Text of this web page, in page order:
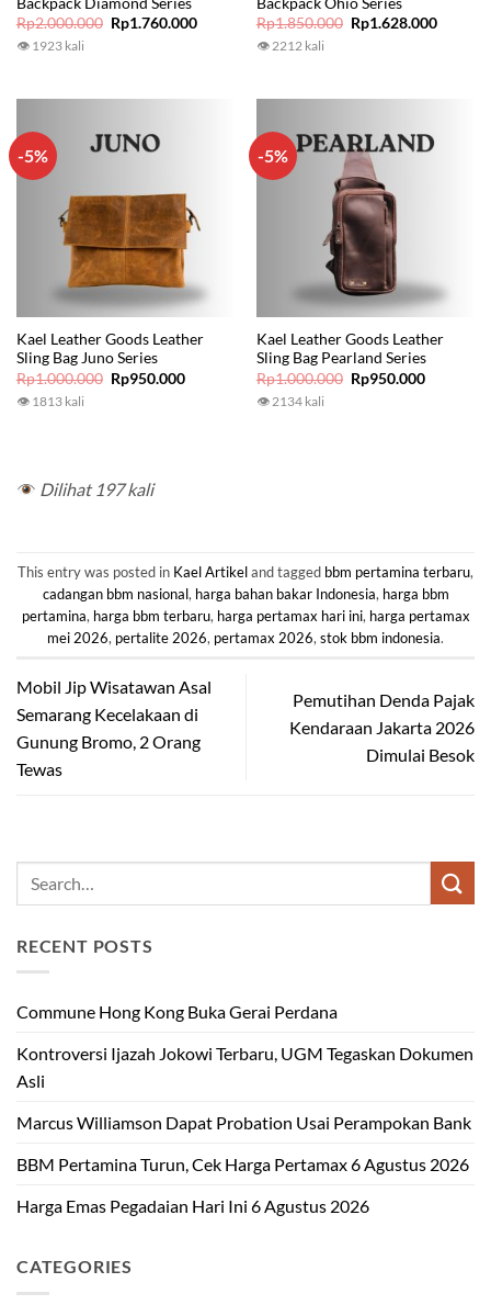
Rp2.000.000 Original
price
Rp1.760.000Current
👁 1923 kali
Rp1.850.000 Original
price
Rp1.628.000Current
👁 2212 kali
-5%
Kael Leather Goods Leather
Sling Bag Juno Series
Rp1.000.000 Original
price
Rp950.000Current
👁 1813 kali
-5%
Kael Leather Goods Leather
Sling Bag Pearland Series
Rp1.000.000 Original
price
Rp950.000Current
👁 2134 kali
Dilihat 197 kali
This entry was posted in Kael Artikeland tagged bbm pertamina terbaru,
cadangan bbm nasional, harga bahan bakar Indonesia, harga bbm
pertamina, harga bbm terbaru, harga pertamax hari ini, harga pertamax
mei 2026, pertalite 2026, pertamax 2026, stok bbm indonesia.
Mobil Jip Wisatawan Asal
Semarang Kecelakaan di
Gunung Bromo, 2 Orang
Tewas
Pemutihan Denda Pajak
Kendaraan Jakarta 2026
Dimulai Besok
RECENT POSTS
Commune Hong Kong Buka Gerai Perdana
Kontroversi Ijazah Jokowi Terbaru, UGM Tegaskan Dokumen
Asli
Marcus Williamson Dapat Probation Usai Perampokan Bank
BBM Pertamina Turun, Cek Harga Pertamax 6 Agustus 2026
Harga Emas Pegadaian Hari Ini 6 Agustus 2026
CATEGORIES